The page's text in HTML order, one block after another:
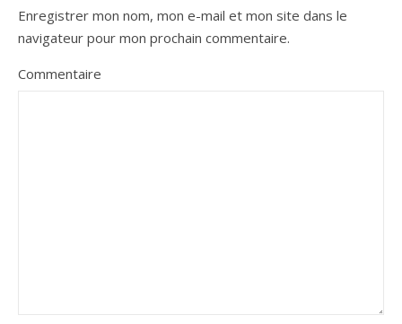
Enregistrer mon nom, mon e-mail et mon site dans le
navigateur pour mon prochain commentaire.
Commentaire